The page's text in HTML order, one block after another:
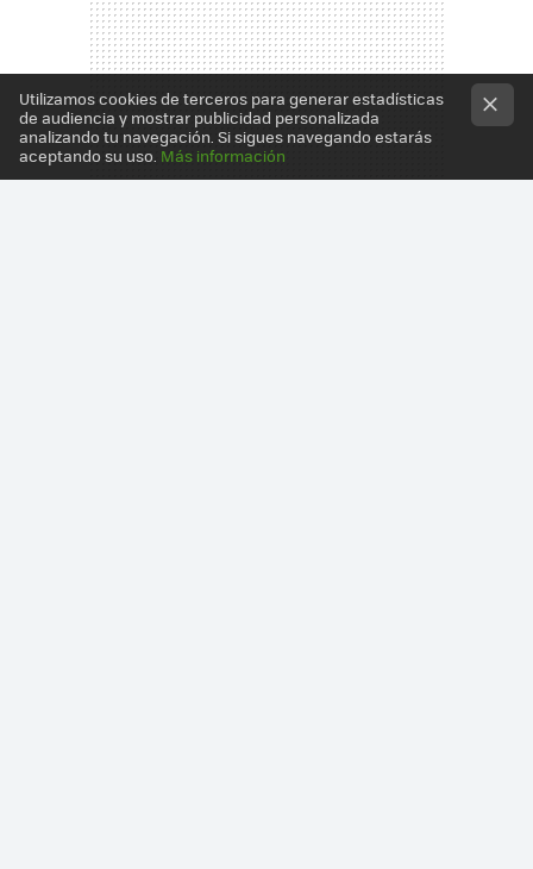
Utilizamos cookies de terceros para generar estadísticas
de audiencia y mostrar publicidad personalizada
analizando tu navegación. Si sigues navegando estarás
aceptando su uso. Más información